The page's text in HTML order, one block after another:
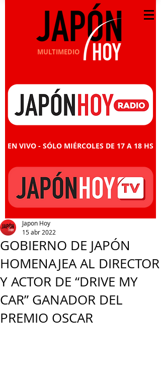
MULTIMEDIO
EN VIVO - SÓLO MIÉRCOLES DE 17 A 18 HS
GOBIERNO DE JAPÓN
HOMENAJEA AL DIRECTOR
Y ACTOR DE “DRIVE MY
CAR” GANADOR DEL
PREMIO OSCAR
Japon Hoy
15 abr 2022